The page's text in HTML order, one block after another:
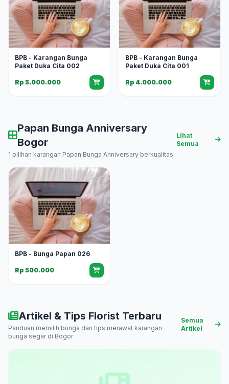
BPB - Karangan Bunga
Paket Duka Cita 002
Rp 5.000.000
BPB - Karangan Bunga
Paket Duka Cita 001
Rp 4.000.000
Papan Bunga Anniversary
Bogor
1 pilihan karangan Papan Bunga Anniversary berkualitas
Lihat
Semua
BPB - Bunga Papan 026
Rp 500.000
Artikel & Tips Florist Terbaru
Panduan memilih bunga dan tips merawat karangan
bunga segar di Bogor
Semua
Artikel